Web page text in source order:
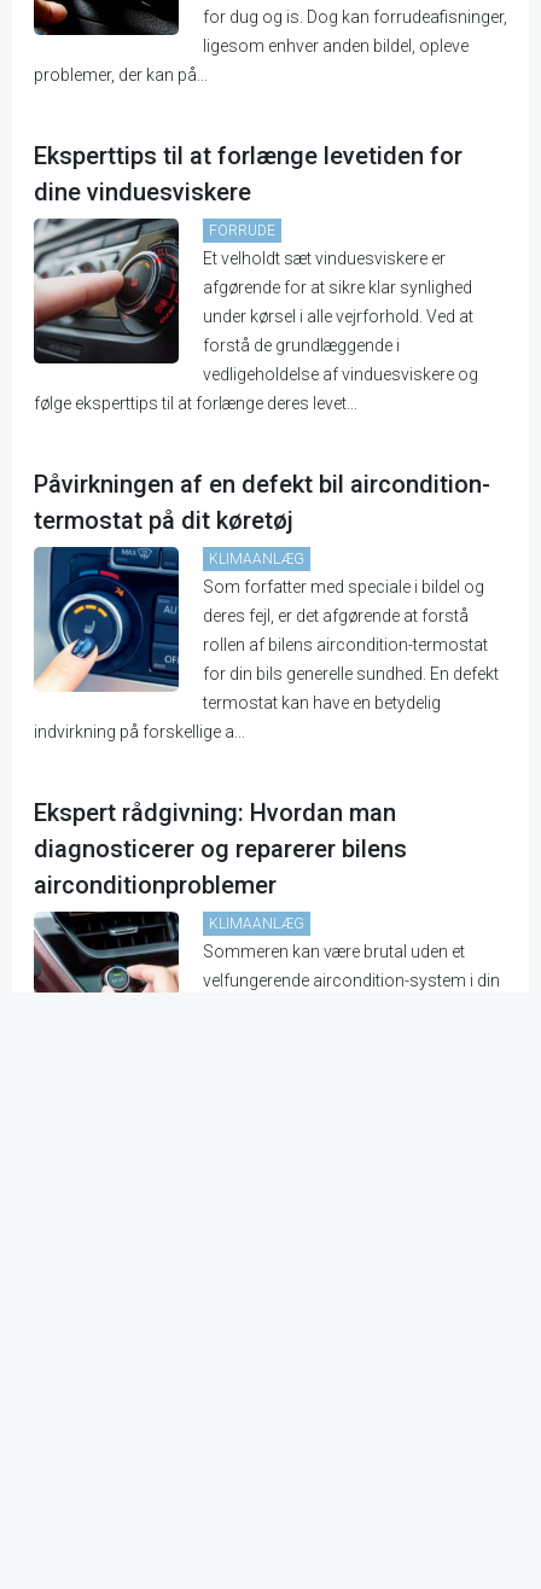
for dug og is. Dog kan forrudeafisninger,
ligesom enhver anden bildel, opleve
problemer, der kan på...
Eksperttips til at forlænge levetiden for
dine vinduesviskere
FORRUDE
Et velholdt sæt vinduesviskere er
afgørende for at sikre klar synlighed
under kørsel i alle vejrforhold. Ved at
forstå de grundlæggende i
vedligeholdelse af vinduesviskere og
følge eksperttips til at forlænge deres levet...
Påvirkningen af en defekt bil aircondition-
termostat på dit køretøj
KLIMAANLÆG
Som forfatter med speciale i bildel og
deres fejl, er det afgørende at forstå
rollen af bilens aircondition-termostat
for din bils generelle sundhed. En defekt
termostat kan have en betydelig
indvirkning på forskellige a...
Ekspert rådgivning: Hvordan man
diagnosticerer og reparerer bilens
airconditionproblemer
KLIMAANLÆG
Sommeren kan være brutal uden et
velfungerende aircondition-system i din